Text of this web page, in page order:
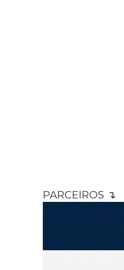
PARCEIROS ↴